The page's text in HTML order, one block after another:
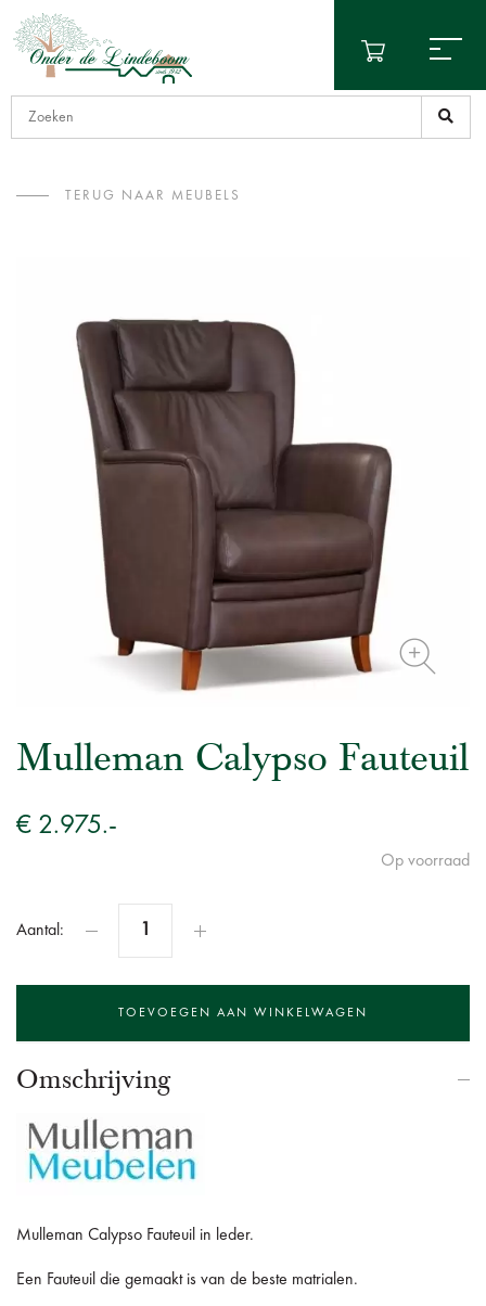
TERUG NAAR MEUBELS
Mulleman Calypso Fauteuil
€ 2.975.-
Op voorraad
Aantal:
Omschrijving
Mulleman Calypso Fauteuil in leder.
Een Fauteuil die gemaakt is van de beste matrialen.